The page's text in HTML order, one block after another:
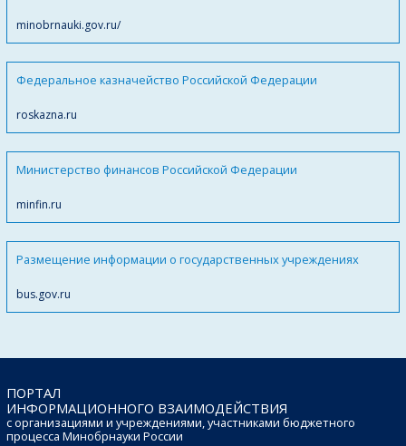
minobrnauki.gov.ru/
Федеральное казначейство Российской Федерации
roskazna.ru
Министерство финансов Российской Федерации
minfin.ru
Размещение информации о государственных учреждениях
bus.gov.ru
ПОРТАЛ
ИНФОРМАЦИОННОГО ВЗАИМОДЕЙСТВИЯ
с организациями и учреждениями, участниками бюджетного
процесса Минобрнауки России